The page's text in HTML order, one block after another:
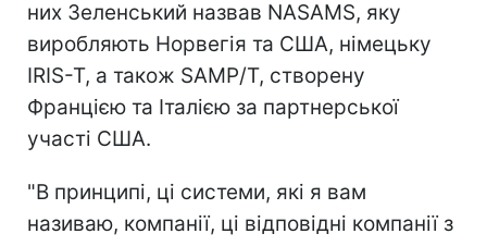
них Зеленський назвав NASAMS, яку
виробляють Норвегія та США, німецьку
IRIS-T, а також SAMP/T, створену
Францією та Італією за партнерської
участі США.
"В принципі, ці системи, які я вам
називаю, компанії, ці відповідні компанії з